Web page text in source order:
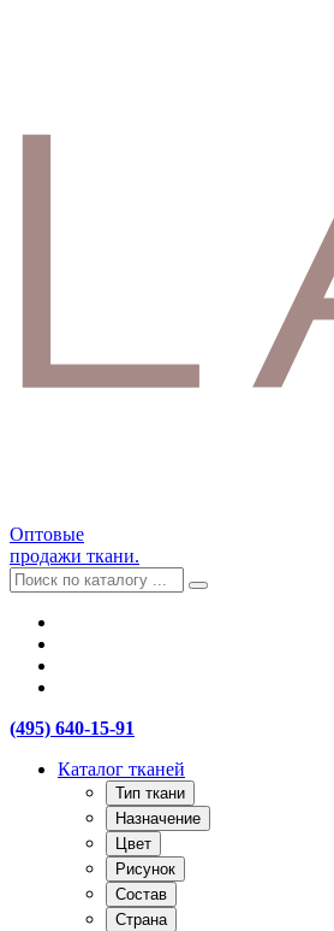
Оптовые
продажи ткани.
(495) 640-15-91
Каталог тканей
Тип ткани
Назначение
Цвет
Рисунок
Состав
Страна